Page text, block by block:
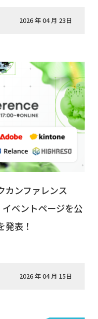
2026 年 04 月 23日
カンファレンス
ベントページを公
表！
2026 年 04 月 15日